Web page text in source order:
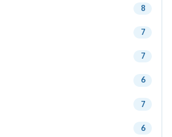
8
7
7
6
7
6